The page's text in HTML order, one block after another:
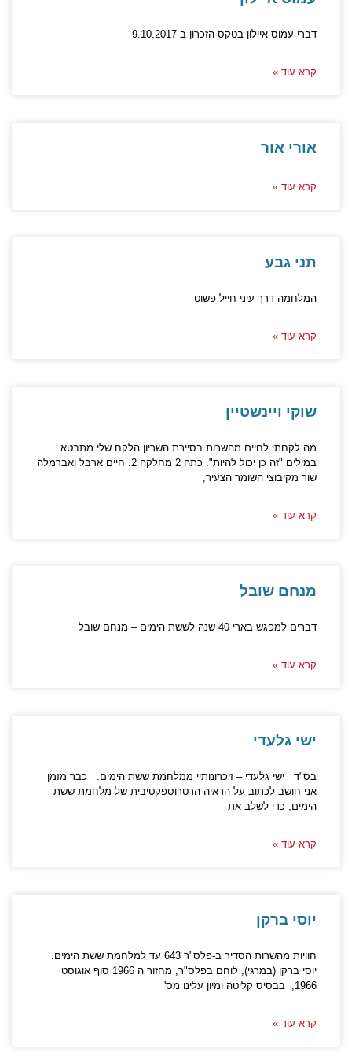
דברי עמוס איילון בטקס הזכרון ב 9.10.2017
קרא עוד »
אורי אור
קרא עוד »
תני גבע
המלחמה דרך עיני חייל פשוט
קרא עוד »
שוקי ויינשטיין
מה לקחתי לחיים מהשרות בסיירת השריון הלקח שלי מתבטא
במילים "זה כן יכול להיות". כתה 2 מחלקה 2. חיים ארבל ואברמלה
שור מקיבוצי השומר הצעיר,
קרא עוד »
מנחם שובל
דברים למפגש בארי 40 שנה לששת הימים – מנחם שובל
קרא עוד »
ישי גלעדי
בס"ד ישי גלעדי – זיכרונותיי ממלחמת ששת הימים. כבר מזמן
אני חושב לכתוב על הראיה הרטרוספקטיבית של מלחמת ששת
הימים, כדי לשלב את
קרא עוד »
יוסי ברקן
חוויות מהשרות הסדיר ב-פלס"ר 643 עד למלחמת ששת הימים.
יוסי ברקן (במרגי), לוחם בפלס"ר, מחזור ה 1966 סוף אוגוסט
1966, בבסיס קליטה ומיון עלינו מס'
קרא עוד »